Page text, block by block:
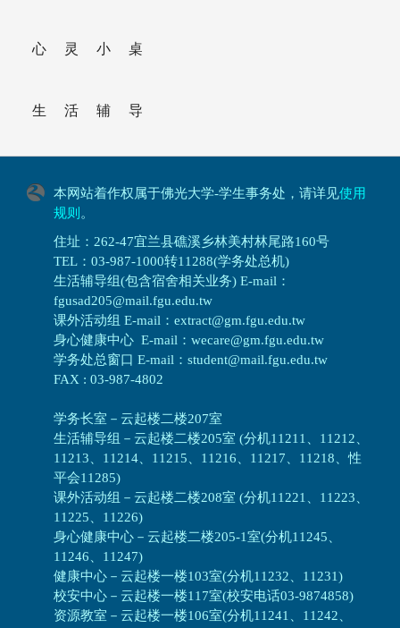
心灵小桌
生活辅导
本网站着作权属于佛光大学-学生事务处，请详见使用
规则 。
住址：262-47宜兰县礁溪乡林美村林尾路160号
TEL：03-987-1000转11288(学务处总机)
生活辅导组(包含宿舍相关业务) E-mail：
fgusad205@mail.fgu.edu.tw
课外活动组 E-mail：extract@gm.fgu.edu.tw
身心健康中心 E-mail：wecare@gm.fgu.edu.tw
学务处总窗口 E-mail：student@mail.fgu.edu.tw
FAX : 03-987-4802
学务长室－云起楼二楼207室
生活辅导组 － 云起楼二楼205室 (分机11211、11212、
11213、11214、11215、11216、11217、11218、性
平会11285)
课外活动组 － 云起楼二楼208室 (分机11221、11223、
11225、11226)
身心健康中心 － 云起楼二楼205-1室(分机11245、
11246、11247)
健康中心－ 云起楼一楼103室(分机11232、11231)
校安中心－ 云起楼一楼117室(校安电话03-9874858)
资源教室 － 云起楼一楼106室(分机11241、11242、